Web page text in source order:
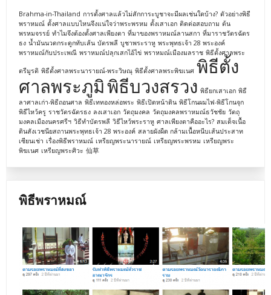
Brahma-in-Thailand การตั้งศาลแล้วไม่สักการะบูชาจะมีผลเช่นใดบ้าง? ตัวอย่างพิธี
พราหมณ์ ตั้งศาลแบบไหนจึงแน่ใจว่าพระพรหม ตั้งเสาเอก ติดต่อสอบถาม ต้น
พรหมจรรย์ ทำไมจึงต้องตั้งศาลเพียงตา ที่มาของพราหมณ์ลานสกา ที่มาราชวัตรฉัตร
ธง น้ำมันนวดกระดูกทับเส้น บัตรพลี บูชาพระราหู พระพุทธเจ้า 28 พระองค์
พราหมณ์กับประเพณี พราหมณ์ปลุกเสกไอ้ไข่ พราหมณ์เมืองมลราช พิธีตั้งศาลพระ
ตรีมูรติ พิธีตั้งศาลพระนารายณ์-พระวิษณุ พิธีตั้งศาลพระพิฆเนศ พิธีตั้ง
ศาลพระภูมิพิธีบวงสรวง พิธียกเสาเอก พิธี
ลาศาลเก่า-พิธีถอนศาล พิธีเททองหล่อพระ พิธีเปิดหน้าดิน พิธีโกนผมไฟ-พิธีโกนจุก
พิธีไหว้ครู ราชวัตรฉัตรธง ลงเสาเอก วัตถุมงคล วัตถุมงคลพราหมณ์ธวัชชัย วัตถุ
มงคลเมืองนครศรีฯ วิธีทำบัตรพลี วิธีไหว้พระราหู ศาลเพียงตาคืออะไร? สมเด็จเนื้อ
ดินสังเวชนียสถานพระพุทธเจ้า 28 พระองค์ สลายผังผืด กล้ามเนื้อหนีบเส้นประสาท
เซียนเช่า เรื่องพิธีพราหมณ์ เหรียญพระนารายณ์ เหรียญพระพรหม เหรียญพระ
พิฆเนศ เหรียญพระศิวะ 仙草
พิธีพราหมณ์